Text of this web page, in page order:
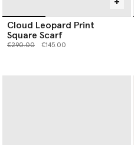
Cloud Leopard Print
Square Scarf
Preis reduziert von
€290.00bis€145.00